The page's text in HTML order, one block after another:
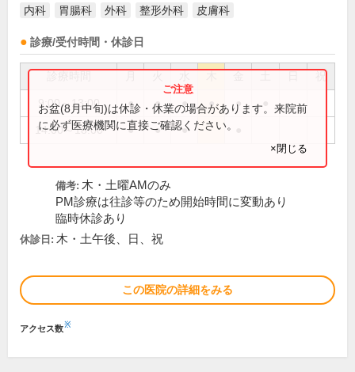
内科 胃腸科 外科 整形外科 皮膚科
診療/受付時間・休診日
祝
9:00～13:00 ● ● ● ● ●
14:00～18:00 ● ● ●
お盆(8月中旬)は休診・休業の場合があります。来院前
に必ず医療機関に直接ご確認ください。
×閉じる
備考: 木・土曜AMのみ
PM診療は往診等のため開始時間に変動あり
臨時休診あり
休診日: 木・土午後、日、祝
この医院の詳細をみる
アクセス数※